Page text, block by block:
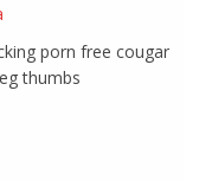
porn free cougar
thumbs